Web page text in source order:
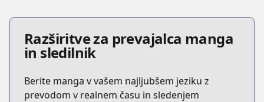
Razširitve za prevajalca manga
in sledilnik
Berite manga v vašem najljubšem jeziku z
prevodom v realnem času in sledenjem